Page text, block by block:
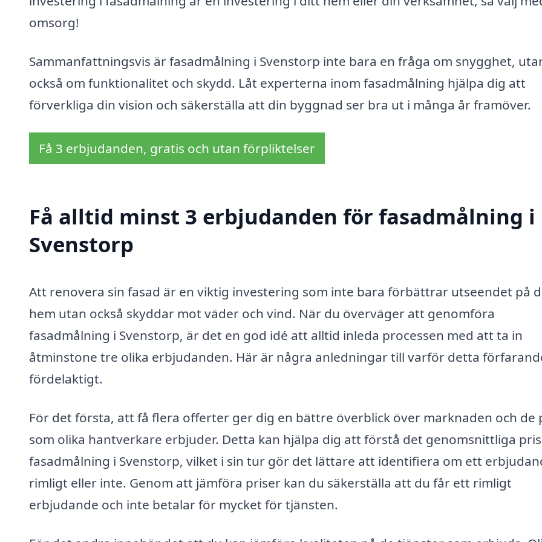
omsorg!
Sammanfattningsvis är fasadmålning i Svenstorp inte bara en fråga om snygghet,
också om funktionalitet och skydd. Låt experterna inom fasadmålning hjälpa dig att
förverkliga din vision och säkerställa att din byggnad ser bra ut i många år framöver.
Få 3 erbjudanden, gratis och utan förpliktelser
Få alltid minst 3 erbjudanden för fasadmålning i
Svenstorp
Att renovera sin fasad är en viktig investering som inte bara förbättrar utseendet på
hem utan också skyddar mot väder och vind. När du överväger att genomföra
fasadmålning i Svenstorp, är det en god idé att alltid inleda processen med att ta in
åtminstone tre olika erbjudanden. Här är några anledningar till varför detta
fördelaktigt.
För det första, att få flera offerter ger dig en bättre överblick över marknaden och de
som olika hantverkare erbjuder. Detta kan hjälpa dig att förstå det genomsnittliga
fasadmålning i Svenstorp, vilket i sin tur gör det lättare att identifiera om ett
rimligt eller inte. Genom att jämföra priser kan du säkerställa att du får ett rimligt
erbjudande och inte betalar för mycket för tjänsten.